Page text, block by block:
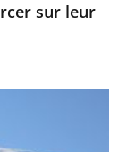
sur leur